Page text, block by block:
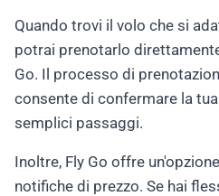
Quando trovi il volo che si
potrai prenotarlo
Go. Il processo di
consente di confermare la
semplici passaggi.
Inoltre, Fly Go offre
notifiche di prezzo. Se hai